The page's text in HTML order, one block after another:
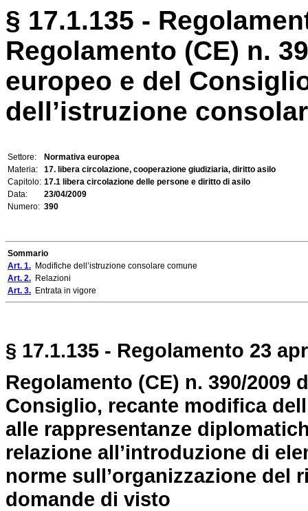
§ 17.1.135 -
Regolamento (CE) n.
europeo e del
dell’istruzione
Settore:
Normativa europea
Materia:
17. libera circolazione, cooperazione giudiziaria, diritto asilo
Capitolo: 17.1 libera circolazione delle persone e diritto di asilo
Data:
23/04/2009
Numero: 390
Sommario
Art. 1. Modifiche dell’istruzione consolare comune
Art. 2. Relazioni
Art. 3. Entrata in vigore
§ 17.1.135 - Regolamento 23
Regolamento (CE) n. 390/2009
Consiglio, recante modifica
alle rappresentanze
relazione all’introduzione di
norme sull’organizzazione del
domande di visto